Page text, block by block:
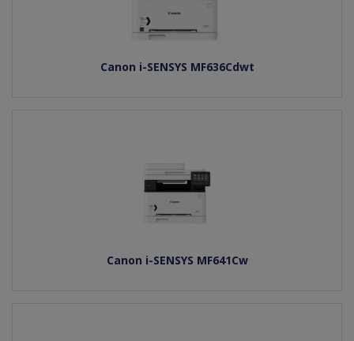
Canon i-SENSYS MF636Cdwt
Canon i-SENSYS MF641Cw